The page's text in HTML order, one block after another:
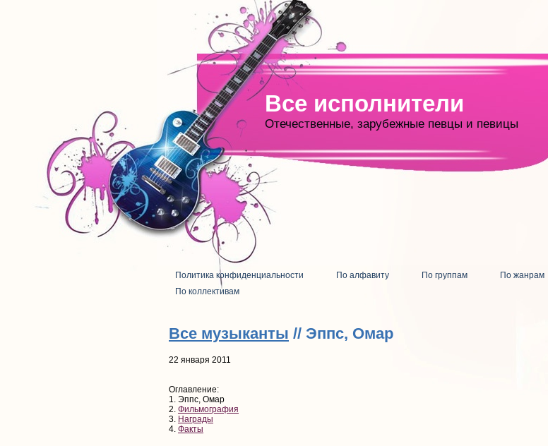
Все исполнители
Отечественные, зарубежные певцы и певицы
Политика конфиденциальности По алфавиту По группам По жанрам
По коллективам
Все музыканты // Эппс, Омар
22 января 2011
Оглавление:
1. Эппс, Омар
2. Фильмография
3. Награды
4. Факты